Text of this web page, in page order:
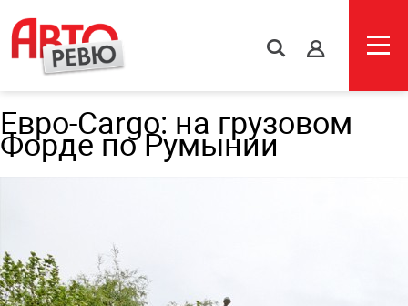
s
Евро-Cargo: на грузовом
Форде по Румынии